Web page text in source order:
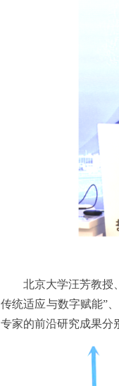
北京大学汪芳教授
传统适应与数字赋能”
专家的前沿研究成果分